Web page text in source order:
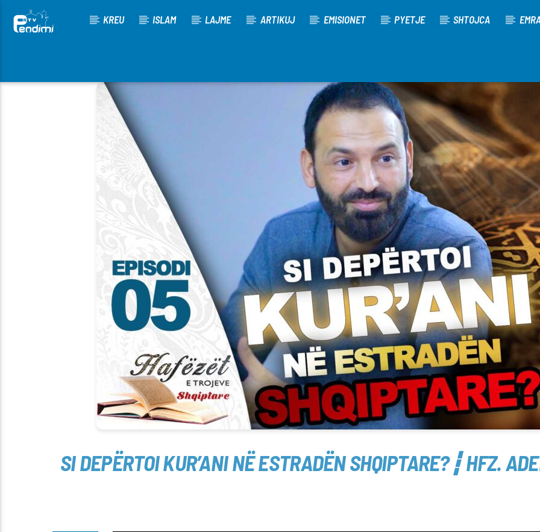
KREU ISLAM LAJME ARTIKUJ EMISIONET PYETJE SHTOJCA
[There are no radio stations in the database]
SI DEPËRTOI KUR’ANI NË ESTRADËN SHQIPTARE?┇ HFZ.